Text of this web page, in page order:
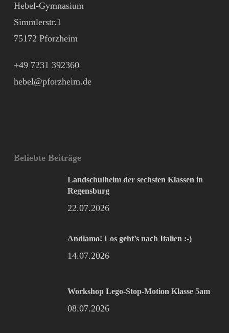
Hebel-Gymnasium
Simmlerstr.1
75172 Pforzheim
+49 7231 392360
hebel@pforzheim.de
Beliebte Beiträge
Landschulheim der sechsten Klassen in
Regensburg
22.07.2026
Andiamo! Los geht’s nach Italien :-)
14.07.2026
Workshop Lego-Stop-Motion Klasse 5am
08.07.2026